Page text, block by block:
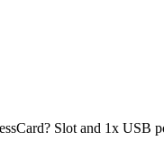
Slot and 1x USB